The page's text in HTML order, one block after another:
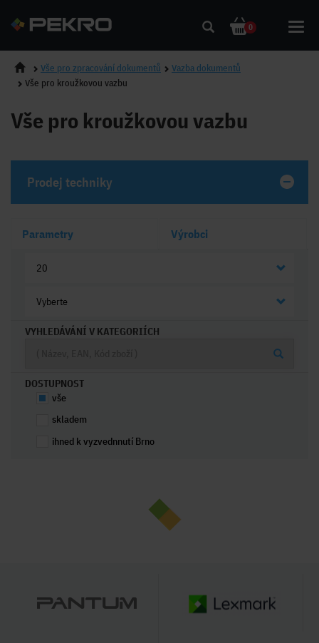
0
Vše pro zpracování dokumentů
Vazba dokumentů
Vše pro kroužkovou vazbu
Vše pro kroužkovou vazbu
Prodej techniky
Parametry Výrobci
20
Vyberte
VYHLEDÁVÁNÍ V KATEGORIÍCH
DOSTUPNOST
vše
skladem
ihned k vyzvednnutí Brno